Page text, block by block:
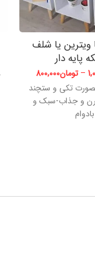
ویترین یا شلف
پایه دار
– تومان800,000
بصورت تکی و ستچند
و جذاب-سبک و
بادوام